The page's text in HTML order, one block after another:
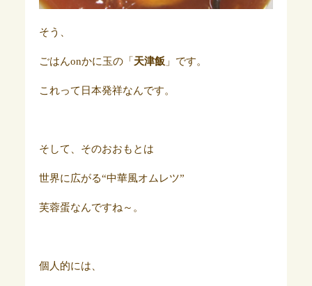
そう、
ごはんonかに玉の「 天津飯 」です。
これって日本発祥なんです。
そして、そのおおもとは
世界に広がる“中華風オムレツ”
芙蓉蛋なんですね～。
個人的には、